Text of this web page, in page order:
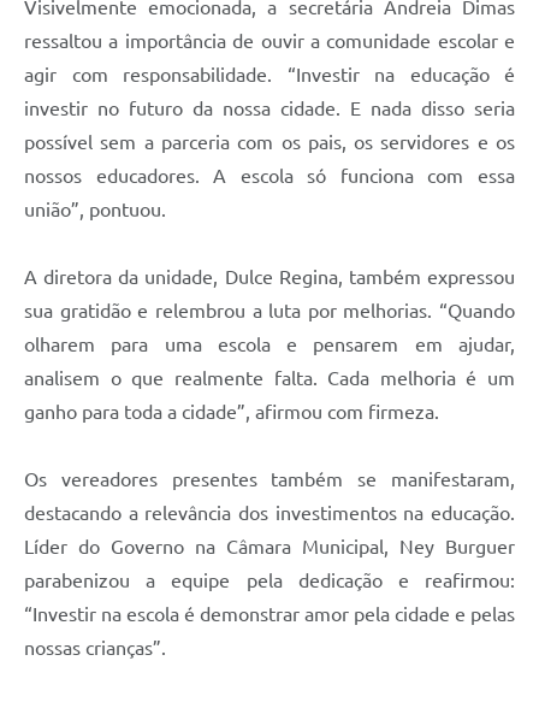
Visivelmente emocionada, a secretária Andreia Dimas
ressaltou a importância de ouvir a comunidade escolar e
agir com responsabilidade. “Investir na educação é
investir no futuro da nossa cidade. E nada disso seria
possível sem a parceria com os pais, os servidores e os
nossos educadores. A escola só funciona com essa
união”, pontuou.
A diretora da unidade, Dulce Regina, também expressou
sua gratidão e relembrou a luta por melhorias. “Quando
olharem para uma escola e pensarem em ajudar,
analisem o que realmente falta. Cada melhoria é um
ganho para toda a cidade”, afirmou com firmeza.
Os vereadores presentes também se manifestaram,
destacando a relevância dos investimentos na educação.
Líder do Governo na Câmara Municipal, Ney Burguer
parabenizou a equipe pela dedicação e reafirmou:
“Investir na escola é demonstrar amor pela cidade e pelas
nossas crianças”.